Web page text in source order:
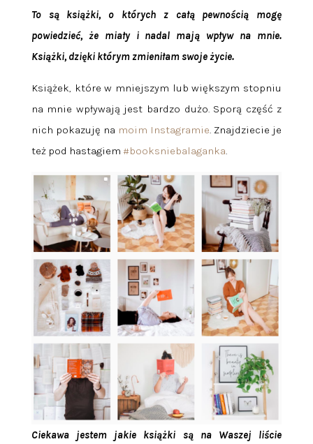
To są książki, o których z całą pewnością mogę
powiedzieć, że miały i nadal mają wpływ na mnie.
Książki, dzięki którym zmieniłam swoje życie.
Książek, które w mniejszym lub większym stopniu
na mnie wpływają jest bardzo dużo. Sporą część z
nich pokazuję na moim Instagramie. Znajdziecie je
też pod hastagiem #booksniebalaganka.
Ciekawa jestem jakie książki są na Waszej liście